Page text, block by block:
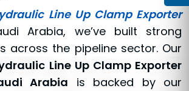
Line Up Clamp Exporter
Arabia, we’ve built strong
across the pipeline sector. Our
Line Up Clamp Exporter
Arabia is backed by our